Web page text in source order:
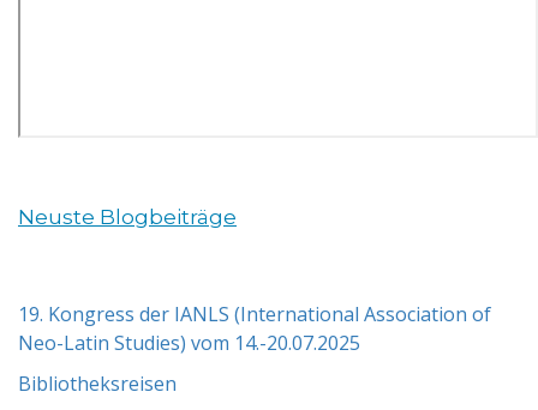
Neuste Blogbeiträge
19. Kongress der IANLS (International Association of
Neo-Latin Studies) vom 14.-20.07.2025
Bibliotheksreisen